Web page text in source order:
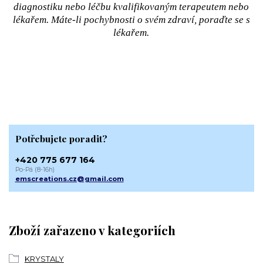
diagnostiku nebo léčbu kvalifikovaným terapeutem nebo
lékařem. Máte-li pochybnosti o svém zdraví, poraďte se s
lékařem.
Zboží zařazeno v kategoriích
KRYSTALY
Potřebujete poradit?
+420 775 677 164
Po-Pá (8-16h)
emscreations.cz@gmail.com